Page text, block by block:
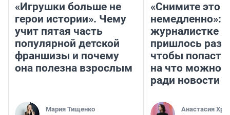
«Игрушки больше не
герои истории». Чему
учит пятая часть
популярной детской
франшизы и почему
она полезна взрослым
Мария Тищенко
«Снимите это
немедленно»:
журналистке
пришлось
чтобы попасть
на что можно
ради новости
Анастасия